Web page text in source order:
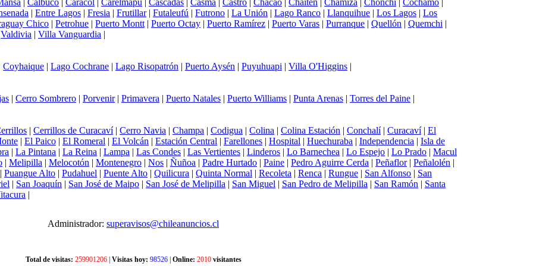
Calbuco Caracol Carelmapu Cascadas Casma Castro Chacao Chaitén Chamiza Chonchi Cochamó
| Entre Lagos | Fresia | Frutillar| Futaleufú | Futrono | La Unión | Lago Ranco | Llanquihue | Los Lagos | Los
Chico | Petrohue | Puerto Montt | Puerto Octay | Puerto Ramírez | Puerto Varas | Purranque | Quellón | Quemchi |
Valdivia | Villa Vanguardia |
Coyhaique | Lago Cochrane | Lago Risopatrón | Puerto Aysén | Puyuhuapi | Villa O'Higgins |
| Cerro Sombrero | Porvenir| Primavera | Puerto Natales | Puerto Williams | Punta Arenas | Torres del Paine |
| Cerrillos de Curacaví| Cerro Navia | Champa | Codigua | Colina | Colina Estación | Conchalí| Curacaví| El
| El Paico | El Romeral | El Volcán | Estación Central | Farellones | Hospital | Huechuraba | Independencia | Isla de
| La Pintana | La Reina | Lampa | Las Condes | Las Vertientes | Linderos | Lo Barnechea | Lo Espejo | Lo Prado | Macul
| Melipilla | Melocotón | Montenegro | Nos | Ñuñoa | Padre Hurtado | Paine | Pedro Aguirre Cerda | Peñaflor| Peñalolén |
Puangue Alto | Pudahuel | Puente Alto | Quilicura | Quinta Normal | Recoleta | Renca | Rungue | San Alfonso | San
| San Joaquín | San José de Maipo | San José de Melipilla | San Miguel | San Pedro de Melipilla | San Ramón | Santa
|
Administrador: superavisos@chileanuncios.cl
Total de visitas: 259901206| Visitas hoy: 98526| Online: 2010 visitantes